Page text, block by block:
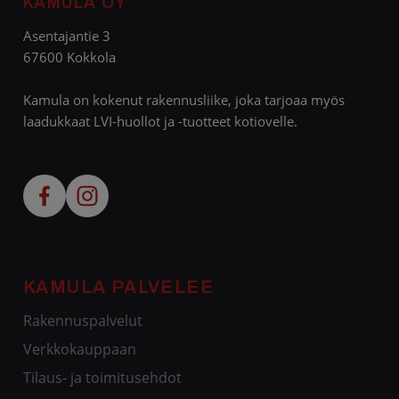
Asentajantie 3
67600 Kokkola
Kamula on kokenut rakennusliike, joka tarjoaa myös
laadukkaat LVI-huollot ja -tuotteet kotiovelle.
KAMULA PALVELEE
Rakennuspalvelut
Verkkokauppaan
Tilaus- ja toimitusehdot